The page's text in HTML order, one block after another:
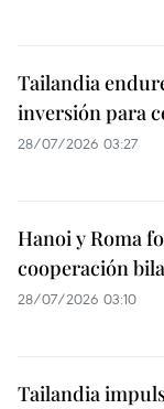
Tailandia
inversión para
28/07/2026 03:27
Hanoi y Roma
cooperación
28/07/2026 03:10
Tailandia